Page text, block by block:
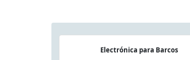
Electrónica para Barcos